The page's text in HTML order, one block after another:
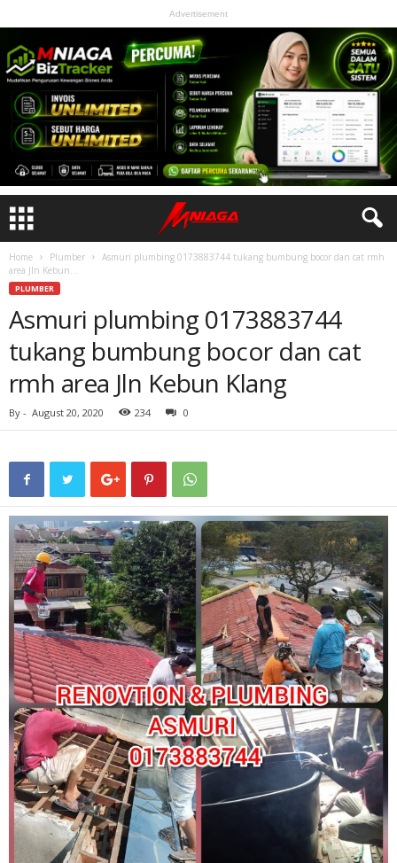
Advertisement
Home Plumber
Asmuri plumbing 0173883744 tukang bumbung bocor dan cat rmh
area Jln Kebun...
PLUMBER
Asmuri plumbing 0173883744
tukang bumbung bocor dan cat
rmh area Jln Kebun Klang
By - August 20, 2020 234 0